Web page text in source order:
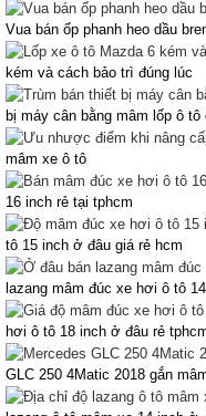
Vua bán ốp phanh heo dầu
kém và cách bảo trì đúng lúc
bị máy cân bằng mâm lốp ô tô
mâm xe ô tô
16 inch rẻ tại tphcm
tô 15 inch ở đâu giá rẻ hcm
lazang mâm đúc xe hơi ô tô
hơi ô tô 18 inch ở đâu rẻ
GLC 250 4Matic 2018 gắn